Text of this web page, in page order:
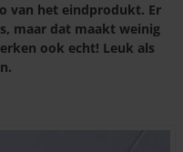
van het eindprodukt. Er
maar dat maakt weinig
ook echt! Leuk als